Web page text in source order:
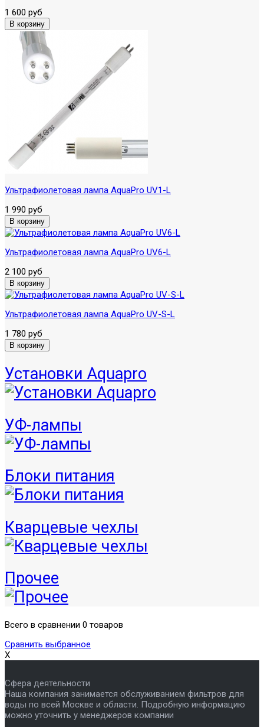
1 600 руб
Ультрафиолетовая лампа AquaPro UV1-L
1 990 руб
Ультрафиолетовая лампа AquaPro UV6-L
2 100 руб
Ультрафиолетовая лампа AquaPro UV-S-L
1 780 руб
Установки Aquapro
УФ-лампы
Блоки питания
Кварцевые чехлы
Прочее
Всего в сравнении 0 товаров
Сравнить выбранное
X
Сфера деятельности
Наша компания занимается обслуживанием фильтров для
воды по всей Москве и области. Подробную информацию
можно уточнить у менеджеров компании